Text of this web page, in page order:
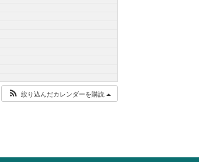
絞り込んだカレンダーを購読